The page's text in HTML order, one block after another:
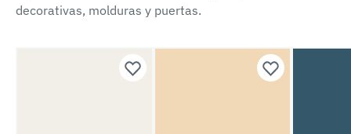
decorativas, molduras y puertas.